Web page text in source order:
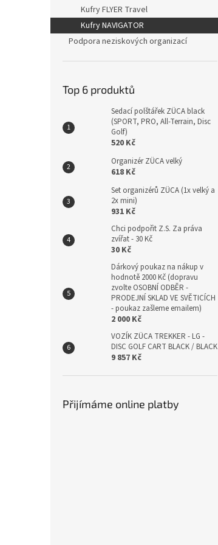
e
l
Kufry FLYER Travel
Kufry NAVIGATOR
Podpora neziskových organizací
Top 6 produktů
Sedací polštářek ZÜCA black
(SPORT, PRO, All-Terrain, Disc
Golf)
520 Kč
Organizér ZÜCA velký
618 Kč
Set organizérů ZÜCA (1x velký a
2x mini)
931 Kč
Chci podpořit Z.S. Za práva
zvířat - 30 Kč
30 Kč
Dárkový poukaz na nákup v
hodnotě 2000 Kč (dopravu
zvolte OSOBNÍ ODBĚR -
PRODEJNÍ SKLAD VE SVĚTICÍCH
- poukaz zašleme emailem)
2 000 Kč
VOZÍK ZÜCA TREKKER - LG -
DISC GOLF CART BLACK / BLACK
9 857 Kč
Přijímáme online platby